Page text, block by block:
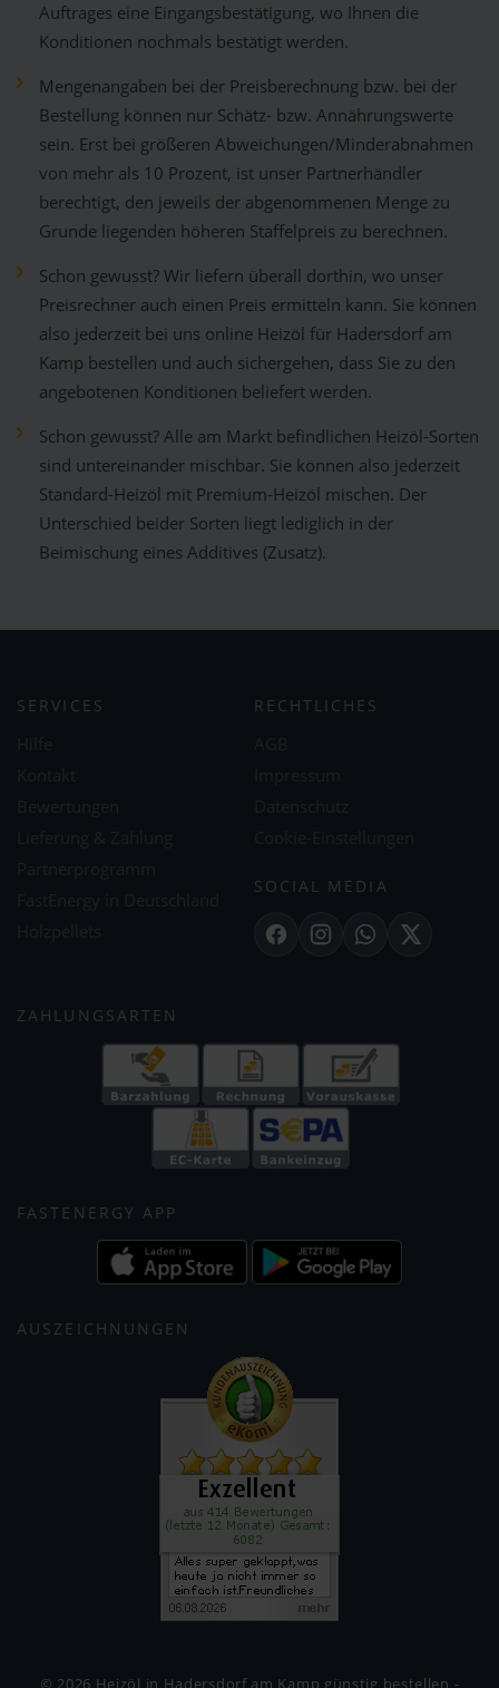
Auftrages eine Eingangsbestätigung, wo Ihnen die
Konditionen nochmals bestätigt werden.
Mengenangaben bei der Preisberechnung bzw. bei der
Bestellung können nur Schätz- bzw. Annährungswerte
sein. Erst bei größeren Abweichungen/Minderabnahmen
von mehr als 10 Prozent, ist unser Partnerhändler
berechtigt, den jeweils der abgenommenen Menge zu
Grunde liegenden höheren Staffelpreis zu berechnen.
Schon gewusst? Wir liefern überall dorthin, wo unser
Preisrechner auch einen Preis ermitteln kann. Sie können
also jederzeit bei uns online Heizöl für Hadersdorf am
Kamp bestellen und auch sichergehen, dass Sie zu den
angebotenen Konditionen beliefert werden.
Schon gewusst? Alle am Markt befindlichen Heizöl-Sorten
sind untereinander mischbar. Sie können also jederzeit
Standard-Heizöl mit Premium-Heizöl mischen. Der
Unterschied beider Sorten liegt lediglich in der
Beimischung eines Additives (Zusatz).
SERVICES RECHTLICHES
SOCIAL MEDIA
FacebookInstagramWhatsApp
X
ZAHLUNGSARTEN
FASTENERGY APP
AUSZEICHNUNGEN
© 2026 Heizöl in Hadersdorf am Kamp günstig bestellen -